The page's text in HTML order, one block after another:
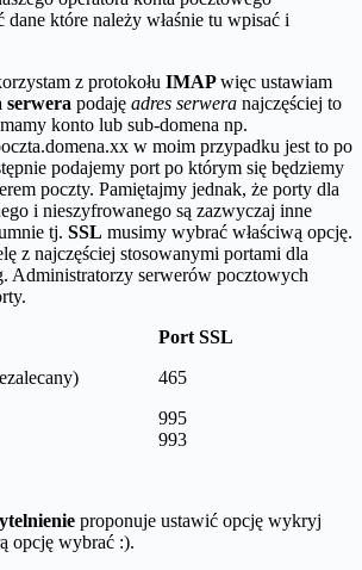
które należy właśnie tu wpisać i
z protokołu IMAPwięc ustawiam
serwera podaję adres serwera najczęściej to
konto lub sub-domena np.
w moim przypadku jest to po
podajemy port po którym się będziemy
poczty. Pamiętajmy jednak, że porty dla
i nieszyfrowanego są zazwyczaj inne
tj. SSL musimy wybrać właściwą opcję.
z najczęściej stosowanymi portami dla
Administratorzy serwerów pocztowych
Port SSL
465
995
993
proponuje ustawić opcję wykryj
opcję wybrać :).